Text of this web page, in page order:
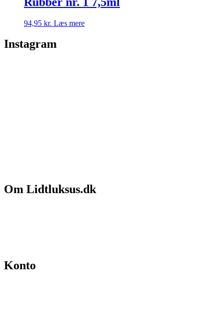
94,95 kr. Læs mere
Instagram
Om Lidtluksus.dk
Konto